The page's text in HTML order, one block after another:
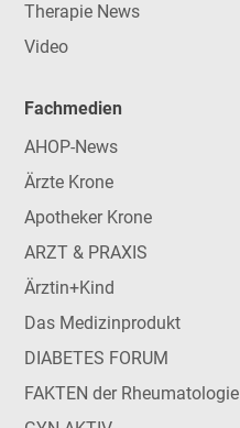
Therapie News
Video
Fachmedien
AHOP-News
Ärzte Krone
Apotheker Krone
ARZT & PRAXIS
Ärztin+Kind
Das Medizinprodukt
DIABETES FORUM
FAKTEN der Rheumatologie